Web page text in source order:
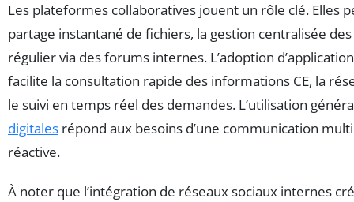
Les plateformes collaboratives jouent un rôle clé. Elles
partage instantané de fichiers, la gestion centralisée
régulier via des forums internes. L’adoption
facilite la consultation rapide des informations CE, la
le suivi en temps réel des demandes. L’utilisation
digitales répond aux besoins d’une communication
réactive.
À noter que l’intégration de réseaux sociaux internes